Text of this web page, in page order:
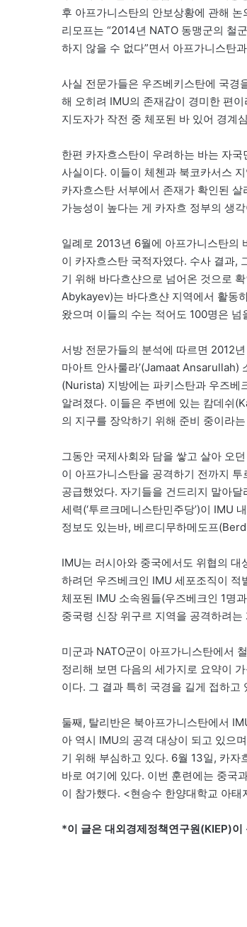
후 아프가니스탄의 안보상황에 관해
리모프는 “2014년 NATO 동맹군의 철
하지 않을 수 없다”면서 아프가니스탄
사실 전문가들은 우즈베키스탄에 국경
해 오히려 IMU의 존재감이 경미한 편
지도자가 작전 중 체포된 바 있어 경계
한편 카자흐스탄이 우려하는 바는 자
사실이다. 이들이 체첸과 북코카서스
카자흐스탄 서부에서 존재가 확인된
가능성이 높다는 게 카자흐 정부의 생
일례로 2013년 6월에 아프가니스탄의
이 카자흐스탄 국적자였다. 수사 결과,
기 위해 바다흐샨으로 넘어온 것으로
Abykayev)는 바다흐샨 지역에서 활동
왔으며 이들의 수는 적어도 100명은 넘
서방 전문가들의 분석에 따르면 2012
마아트 안사룰라’(Jamaat Ansarullah)
(Nurista) 지방에는 파키스탄과 우즈베
알려졌다. 이들은 주변에 있는 캄데쉬
의 지구를 장악하기 위해 준비 중이라
그동안 국제사회와 담을 쌓고 살아 오
이 아프가니스탄을 공격하기 전까지
공급했었다. 자기들을 건드리지 말아
세력(‘투르크메니스탄민주당’)이 IMU
정보도 있는바, 베르디무하메도프
IMU는 러시아와 중국에서도 위협의
하려던 우즈베크인 IMU 세포조직이
체포된 IMU 소속원들(우즈베크인 1명
중국령 신장 위구르 지역을 공격하려
미군과 NATO군이 아프가니스탄에서
정리해 보면 다음의 세가지로 요약이
이다. 그 결과 특히 국경을 길게 접하
둘째, 탈리반은 북아프가니스탄에서
아 역시 IMU의 공격 대상이 되고 있으
기 위해 부심하고 있다. 6월 13일, 카
바로 여기에 있다. 이번 훈련에는 중국
이 참가했다. <현승수 한양대학교 아
*이 글은 대외경제정책연구원(KIEP)